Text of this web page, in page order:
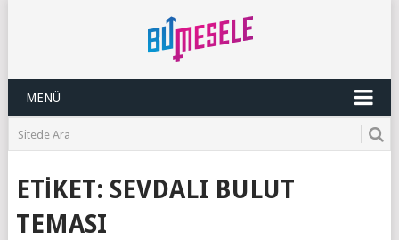
MENÜ
ETIKET: SEVDALI BULUT
TEMASI